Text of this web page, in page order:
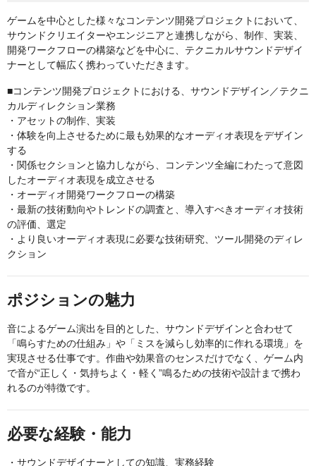
ゲームを中心とした様々なコンテンツ開発プロジェクトにおいて、
サウンドクリエイターやエンジニアと連携しながら、制作、実装、
開発ワークフローの構築などを中心に、テクニカルサウンドデザイ
ナーとして幅広く携わっていただきます。
■コンテンツ開発プロジェクトにおける、サウンドデザイン／テクニ
カルディレクション業務
・アセットの制作、実装
・体験を向上させるために最も効果的なオーディオ表現をデザイン
する
・関係セクションと協力しながら、コンテンツ全編にわたって意図
したオーディオ表現を成立させる
・オーディオ開発ワークフローの構築
・最新の技術動向やトレンドの調査と、導入すべきオーディオ技術
の評価、選定
・より良いオーディオ表現に必要な技術研究、ツール開発のディレ
クション
ポジションの魅力
音によるゲーム演出を目的とした、サウンドデザインと合わせて
「鳴らすための仕組み」や「ミスを減らし効率的に作れる環境」を
実現させる仕事です。作曲や効果音のセンスだけでなく、ゲーム内
で音が“正しく・気持ちよく・軽く”鳴るための技術や設計まで携わ
れるのが特徴です。
必要な経験・能力
・サウンドデザイナーとしての知識、実務経験